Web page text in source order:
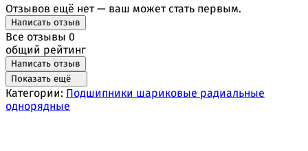
Отзывов ещё нет — ваш может стать первым.
Написать отзыв
Все отзывы 0
общий рейтинг
Написать отзыв
Показать ещё
Категории: Подшипники шариковые радиальные
однорядные